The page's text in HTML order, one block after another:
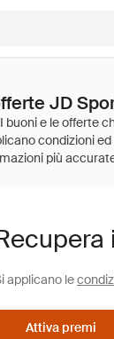
JD
applicano le
Attiva premi